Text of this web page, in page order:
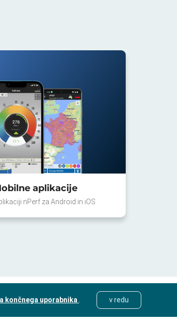
aplikacije
nPerf za Android in iOS
končnega uporabnika v redu